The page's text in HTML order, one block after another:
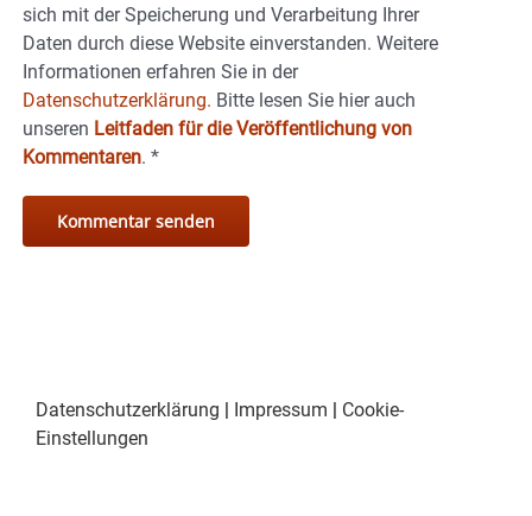
sich mit der Speicherung und Verarbeitung Ihrer
Daten durch diese Website einverstanden. Weitere
Informationen erfahren Sie in der
Datenschutzerklärung. Bitte lesen Sie hier auch
unseren Leitfaden für die Veröffentlichung von
Kommentaren. *
Datenschutzerklärung Impressum
Cookie-
Einstellungen